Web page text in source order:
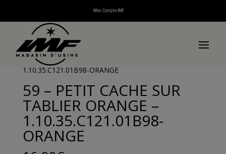
Mon Compte IMF
Accueil /Pièces détachées
véhicules électriques
/ 59 –
PETIT CACHE SUR TABLIER ORANGE –
1.10.35.C121.01B98-ORANGE
59 – PETIT CACHE SUR
TABLIER ORANGE –
1.10.35.C121.01B98-
ORANGE